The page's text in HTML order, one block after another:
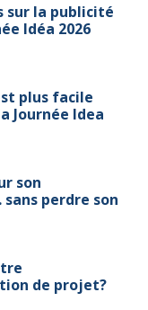
sur la publicité
Idéa 2026
plus facile
Journée Idea
son
perdre son
de projet?